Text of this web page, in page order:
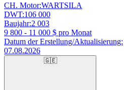
CH. Motor:WARTSILA
DWT:106 000
Baujahr:2 003
9 800 - 11 000 $ pro Monat
Datum der Erstellung/Aktualisierung:
07.08.2026
🇬🇪